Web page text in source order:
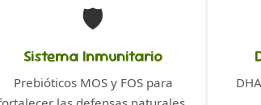
🛡️
Sistema Inmunitario
Prebióticos MOS y FOS para